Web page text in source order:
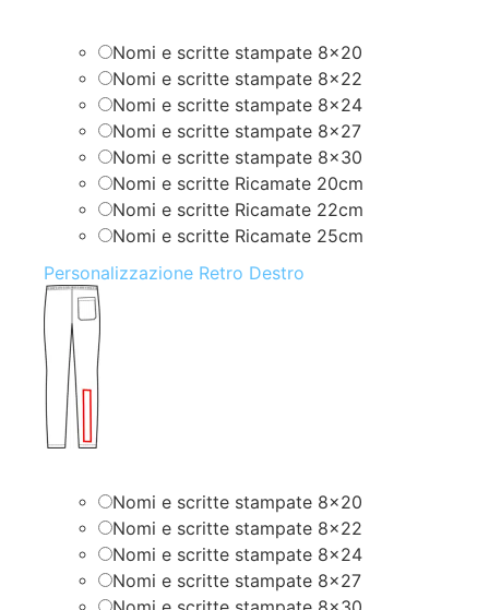
Nomi e scritte stampate 8×20
Nomi e scritte stampate 8×22
Nomi e scritte stampate 8×24
Nomi e scritte stampate 8×27
Nomi e scritte stampate 8×30
Nomi e scritte Ricamate 20cm
Nomi e scritte Ricamate 22cm
Nomi e scritte Ricamate 25cm
Personalizzazione Retro Destro
Nomi e scritte stampate 8×20
Nomi e scritte stampate 8×22
Nomi e scritte stampate 8×24
Nomi e scritte stampate 8×27